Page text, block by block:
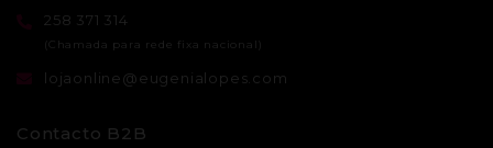
258 371 314
lojaonline@eugenialopes.com
Contacto B2B